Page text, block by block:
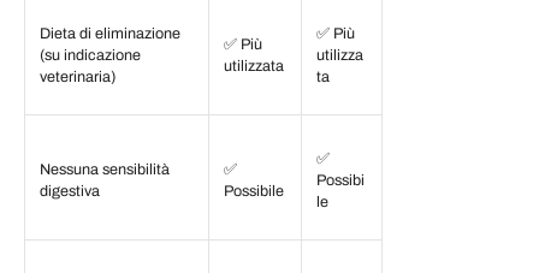
Dieta di eliminazione
(su indicazione
veterinaria)
✅ Più
utilizzata
✅ Più
utilizza
ta
Nessuna sensibilità
digestiva
✅
Possibile
✅
Possibi
le